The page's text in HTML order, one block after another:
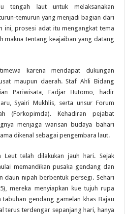
tengah laut untuk melaksanakan
temurun yang menjadi bagian dari
ini, prosesi adat itu mengangkat tema
makna tentang keajaiban yang datang
karena mendapat dukungan
maupun daerah. Staf Ahli Bidang
Pariwisata, Fadjar Hutomo, hadir
Syairi Mukhlis, serta unsur Forum
(Forkopimda). Kehadiran pejabat
menjaga warisan budaya bahari
dikenal sebagai pengembara laut.
Leut telah dilakukan jauh hari. Sejak
memandikan pusaka gendang dan
daun nipah berbentuk persegi. Sehari
mereka menyiapkan kue tujuh rupa
gendang gamelan khas Bajau
terus terdengar sepanjang hari, hanya